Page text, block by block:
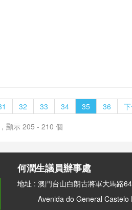
32 33 34 35 36
顯示 205 - 210 個
何潤生議員辦事處
地址 : 澳門台山白朗古將軍大馬路
Avenida do General Castelo